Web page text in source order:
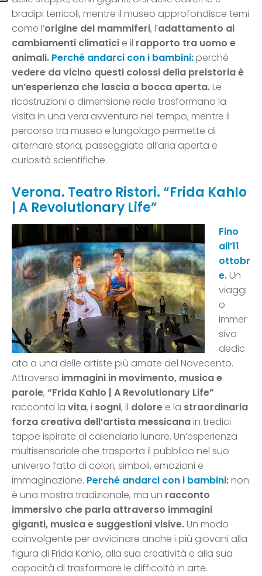
bradipi terricoli, mentre il museo approfondisce temi
come l’origine dei mammiferi, l’adattamento ai
cambiamenti climatici e il rapporto tra uomo e
animali. Perché andarci con i bambini:perché
vedere da vicino questi colossi della preistoria è
un’esperienza che lascia a bocca aperta.Le
ricostruzioni a dimensione reale trasformano la
visita in una vera avventura nel tempo, mentre il
percorso tra museo e lungolago permette di
alternare storia, passeggiate all’aria aperta e
curiosità scientifiche.
Verona. Teatro Ristori. “Frida Kahlo
| A Revolutionary Life”
Fino
all’11
ottobr
e.Un
viaggi
o
immer
sivo
dedic
ato a una delle artiste più amate del Novecento.
Attraverso immagini in movimento, musica e
parole, “Frida Kahlo | A Revolutionary Life”
racconta la vita, i sogni, il dolore e la straordinaria
forza creativa dell’artista messicanain tredici
tappe ispirate al calendario lunare. Un’esperienza
multisensoriale che trasporta il pubblico nel suo
universo fatto di colori, simboli, emozioni e
immaginazione. Perché andarci con i bambini:non
è una mostra tradizionale, ma un racconto
immersivo che parla attraverso immagini
giganti, musica e suggestioni visive.Un modo
coinvolgente per avvicinare anche i più giovani alla
figura di Frida Kahlo, alla sua creatività e alla sua
capacità di trasformare le difficoltà in arte.